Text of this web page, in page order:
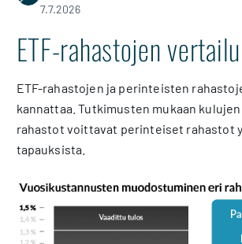
7.7.2026
ETF-rahastojen
ETF-rahastojen ja perinteisten
kannattaa. Tutkimusten mukaan
rahastot voittavat perinteiset rahastot
tapauksista.